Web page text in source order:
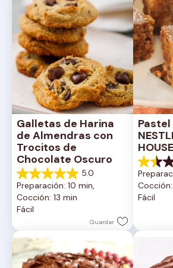
Galletas de Harina
de Almendras con
Trocitos de
Chocolate Oscuro
5.0
5.0
de
5
estrellas.
reseña
Preparación: 10 min,
Cocción: 13 min
Fácil
Guardar
1.5
de
5
estrellas.
Cocción:
Fácil